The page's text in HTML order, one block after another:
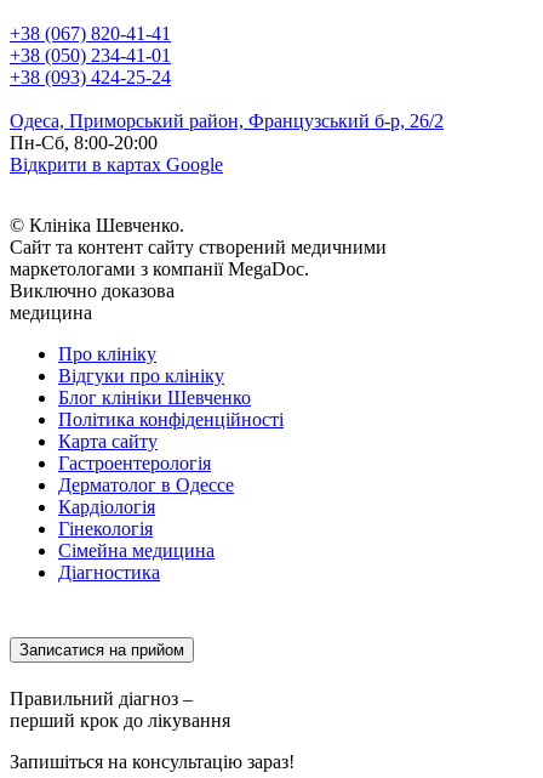
+38 (067) 820-41-41
+38 (050) 234-41-01
+38 (093) 424-25-24
Одеса, Приморський район, Французський б-р, 26/2
Пн-Сб, 8:00-20:00
Відкрити в картах Google
© Клініка Шевченко.
Сайт та контент сайту створений медичними
маркетологами з компанії MegaDoc.
Виключно доказова
медицина
Про клініку
Відгуки про клініку
Блог клініки Шевченко
Політика конфіденційності
Карта сайту
Гастроентерологія
Дерматолог в Одессе
Кардіологія
Гінекологія
Сімейна медицина
Діагностика
Записатися на прийом
Правильний діагноз –
перший крок до лікування
Запишіться на консультацію зараз!